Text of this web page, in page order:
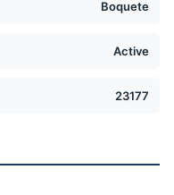
Boquete
Active
23177